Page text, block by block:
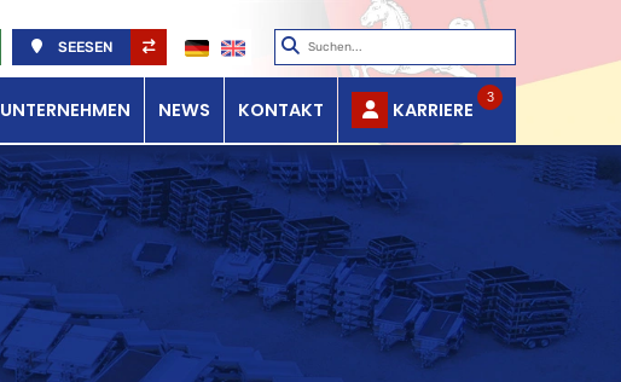
SEESEN
UNTERNEHMEN NEWS KONTAKT KARRIERE
3